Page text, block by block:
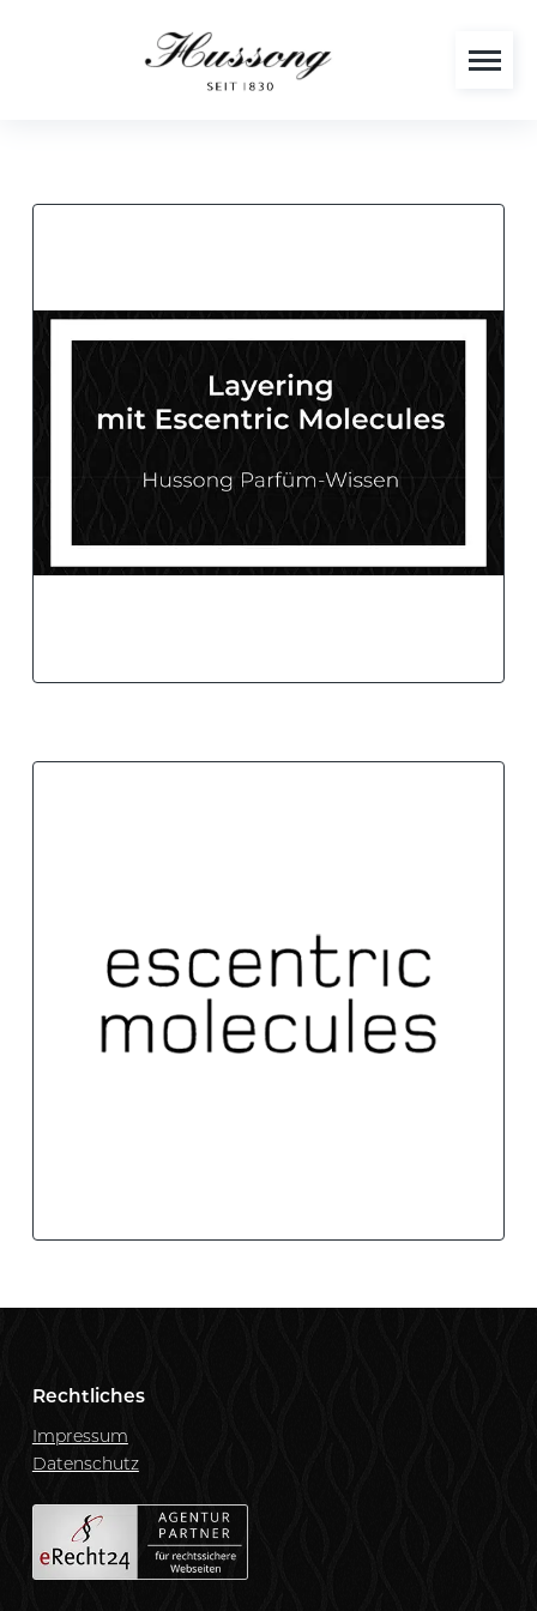
Rechtliches
Impressum
Datenschutz